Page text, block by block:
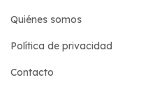
Quiénes somos
Política de privacidad
Contacto